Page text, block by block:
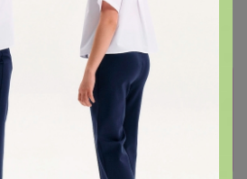
о заказах доступна
клуба